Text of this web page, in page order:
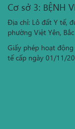
Cơ sở 3: BỆNH
Địa chỉ: Lô đất Y tế,
phường Việt Yên,
Giấy phép hoạt
tế cấp ngày 01/11/